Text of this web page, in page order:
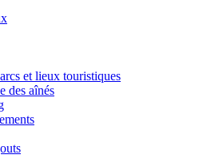
et lieux touristiques
des aînés